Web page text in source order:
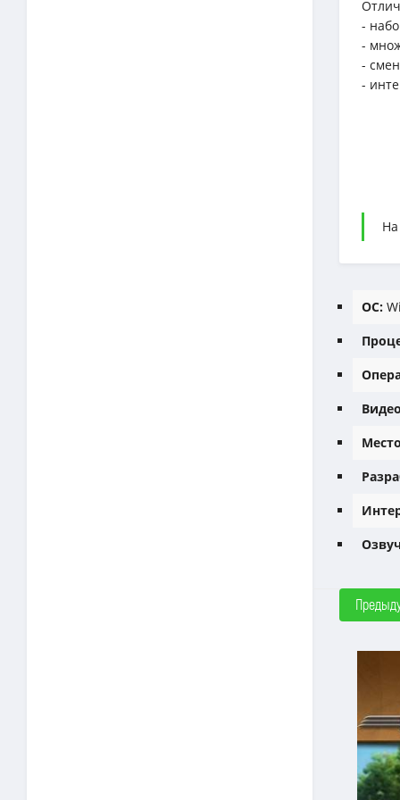
-
-
-
-
ОС: